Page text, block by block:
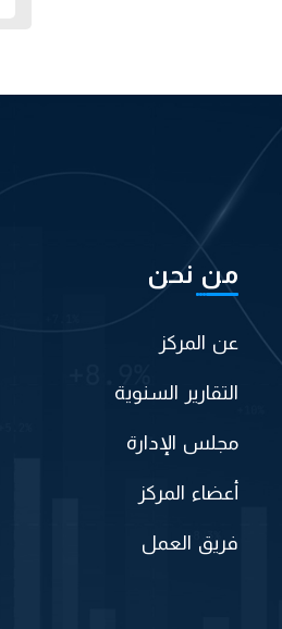
من نحن
عن المركز
التقارير السنوية
مجلس الإدارة
أعضاء المركز
فريق العمل